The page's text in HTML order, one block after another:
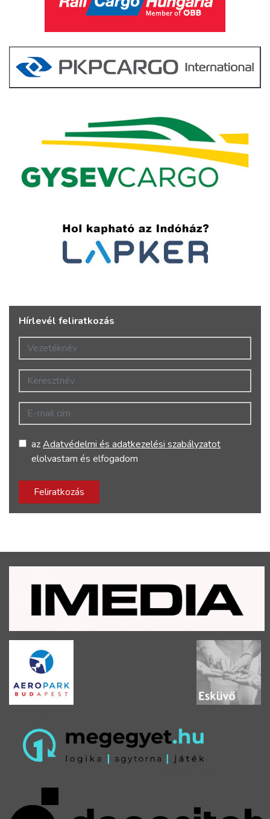
Hírlevél feliratkozás
Vezetéknév
Keresztnév
E-mail cím
azAdatvédelmi és adatkezelési szabályzatot
elolvastam és elfogadom
Feliratkozás